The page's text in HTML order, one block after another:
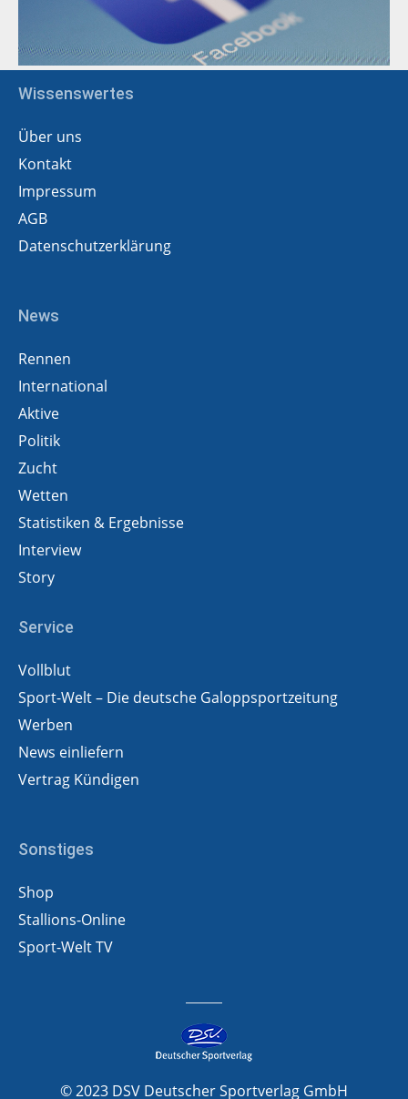
Wissenswertes
Über uns
Kontakt
Impressum
AGB
Datenschutzerklärung
News
Rennen
International
Aktive
Politik
Zucht
Wetten
Statistiken & Ergebnisse
Interview
Story
Service
Vollblut
Sport-Welt – Die deutsche Galoppsportzeitung
Werben
News einliefern
Vertrag Kündigen
Sonstiges
Shop
Stallions-Online
Sport-Welt TV
© 2023 DSV Deutscher Sportverlag GmbH